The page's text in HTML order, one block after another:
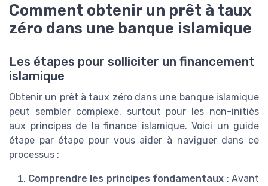
Comment obtenir un prêt à taux
zéro dans une banque islamique
Les étapes pour solliciter un financement
islamique
Obtenir un prêt à taux zéro dans une banque islamique
peut sembler complexe, surtout pour les non-initiés
aux principes de la finance islamique. Voici un guide
étape par étape pour vous aider à naviguer dans ce
processus :
Comprendre les principes fondamentaux : Avant